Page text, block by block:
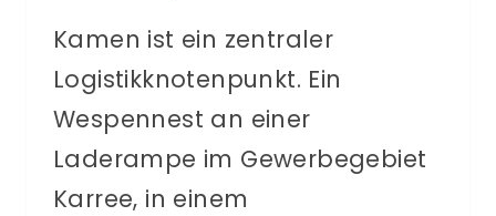
Kamen ist ein zentraler
Logistikknotenpunkt. Ein
Wespennest an einer
Laderampe im Gewerbegebiet
Karree, in einem